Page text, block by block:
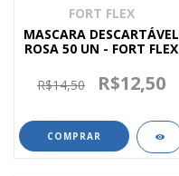
FORT FLEX
MASCARA DESCARTÁVEL
ROSA 50 UN - FORT FLEX
R$14,50 R$12,50